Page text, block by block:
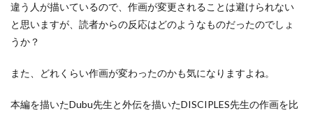
違う人が描いているので、作画が変更されることは避けられない
と思いますが、読者からの反応はどのようなものだったのでしょ
うか？
また、どれくらい作画が変わったのかも気になりますよね。
本編を描いたDubu先生と外伝を描いたDISCIPLES先生の作画を比